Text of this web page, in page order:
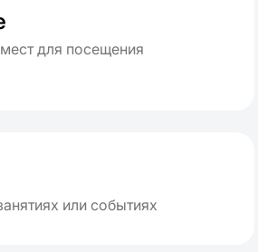
для посещения
или событиях